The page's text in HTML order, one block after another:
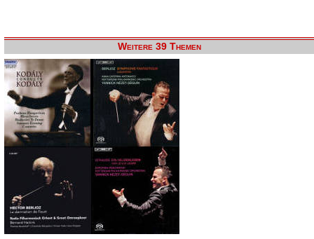
Weitere 39 Themen